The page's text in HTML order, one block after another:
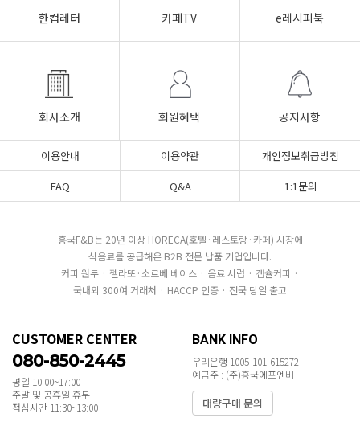
한컵레터 카페TV e레시피북
회사소개 회원혜택 공지사항
이용안내 이용약관
개인정보취급방침
FAQ
Q&A 1:1문의
흥국F&B는 20년 이상 HORECA(호텔·레스토랑·카페) 시장에
식음료를 공급해온 B2B 전문 납품 기업입니다.
커피 원두 · 젤라또·소르베 베이스 · 음료 시럽 · 캡슐커피 ·
국내외 300여 거래처 · HACCP 인증 · 전국 당일 출고
CUSTOMER CENTER
080-850-2445
평일 10:00~17:00
주말 및 공휴일 휴무
점심시간 11:30~13:00
BANK INFO
우리은행 1005-101-615272
예금주 : (주)흥국에프엔비
대량구매 문의